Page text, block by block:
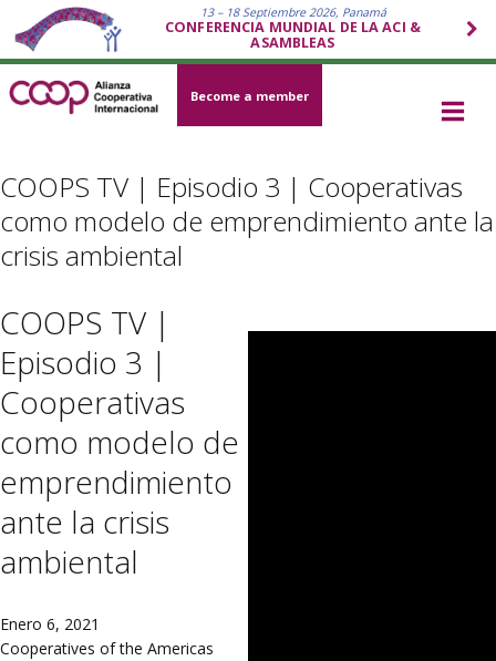
13 – 18 Septiembre 2026, Panamá
CONFERENCIA MUNDIAL DE LA ACI &
ASAMBLEAS
Become a member
COOPS TV | Episodio 3 | Cooperativas
como modelo de emprendimiento ante la
crisis ambiental
COOPS TV |
Episodio 3 |
Cooperativas
como modelo de
emprendimiento
ante la crisis
ambiental
Enero 6, 2021
Cooperatives of the Americas